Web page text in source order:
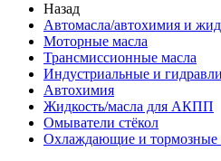
Назад
Автомасла/автохимия и
Моторные масла
Трансмиссионные масла
Индустриальные и
Автохимия
Жидкость/масла для АКПП
Омыватели стёкол
Охлаждающие и тормозные